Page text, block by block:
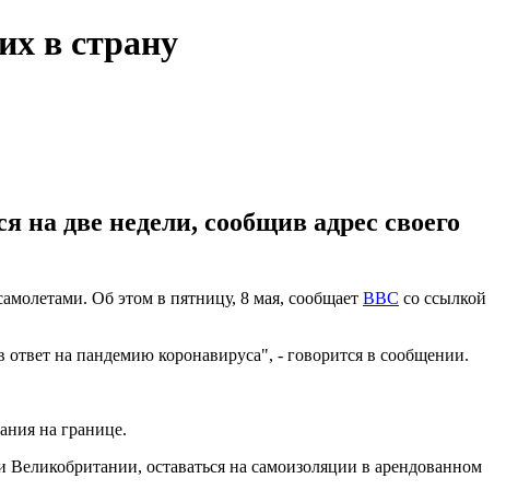
в страну
две недели, сообщив адрес своего
Об этом в пятницу, 8 мая, сообщает ВВС со ссылкой
на пандемию коронавируса", - говорится в сообщении.
на границе.
оставаться на самоизоляции в арендованном